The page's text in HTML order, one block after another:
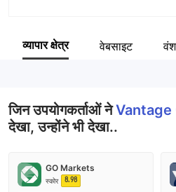
कंपनी का कर्मचारी
व्यापार क्षेत्र वेबसाइट
जिन उपयोगकर्ताओं ने
देखा, उन्होंने भी देखा..
GO Markets
स्कोर 8.98